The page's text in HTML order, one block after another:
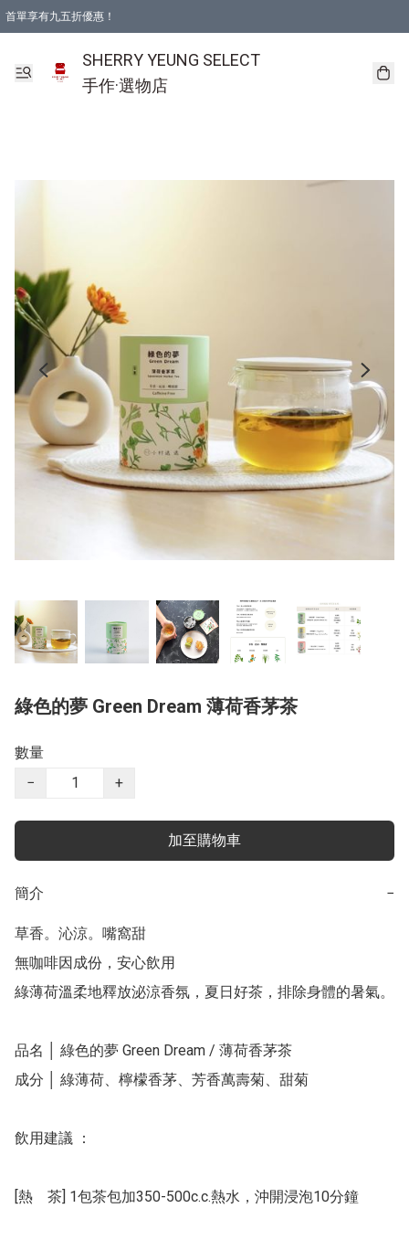
首單享有九五折優惠！
SHERRY YEUNG SELECT
手作·選物店
綠色的夢 Green Dream 薄荷香茅茶
數量
−
+
加至購物車
簡介 −
草香。沁涼。嘴窩甜
無咖啡因成份，安心飲用
綠薄荷溫柔地釋放泌涼⾹氛，夏⽇好茶，排除身體的暑氣。
品名 │ 綠色的夢 Green Dream / 薄荷香茅茶
成分 │ 綠薄荷、檸檬香茅、芳香萬壽菊、甜菊
飲用建議 ：
[熱    茶] 1包茶包加350-500c.c.熱水，沖開浸泡10分鐘